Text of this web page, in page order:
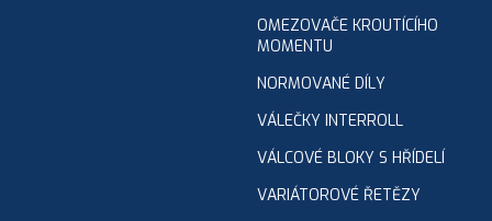
OMEZOVAČE KROUTÍCÍHO
MOMENTU
NORMOVANÉ DÍLY
VÁLEČKY INTERROLL
VÁLCOVÉ BLOKY S HŘÍDELÍ
VARIÁTOROVÉ ŘETĚZY